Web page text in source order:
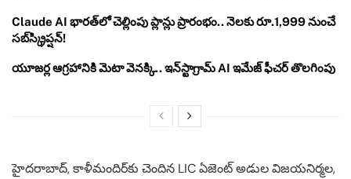
Claude AI భారత్‌లో చెల్లింపు ప్లాన్లు ప్రారంభం.. నెలకు రూ.1,999 నుంచే
సబ్‌స్క్రిప్షన్!
యూజర్ల ఆగ్రహానికి మెటా వెనక్కి.. ఇన్‌స్టాగ్రామ్ AI ఇమేజ్ ఫీచర్ తొలగింపు
హైదరాబాద్, కాళీమందిర్‌కు చెందిన LIC ఏజెంట్ అడుల విజయనిర్మల,